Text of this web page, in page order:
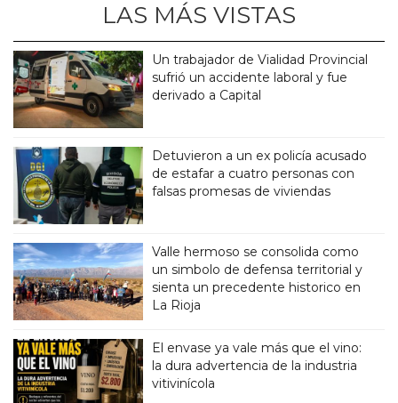
LAS MÁS VISTAS
Un trabajador de Vialidad Provincial
sufrió un accidente laboral y fue
derivado a Capital
Detuvieron a un ex policía acusado
de estafar a cuatro personas con
falsas promesas de viviendas
Valle hermoso se consolida como
un simbolo de defensa territorial y
sienta un precedente historico en
La Rioja
El envase ya vale más que el vino:
la dura advertencia de la industria
vitivinícola